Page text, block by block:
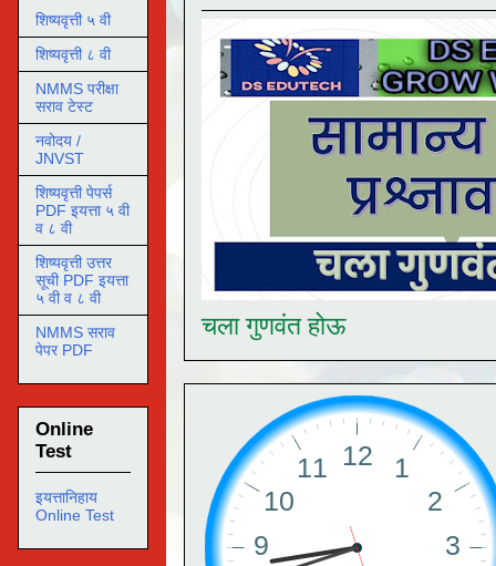
चला गुणवंत होऊ
शिष्यवृत्ती ५ वी
शिष्यवृत्ती ८ वी
NMMS परीक्षा
सराव टेस्ट
नवोदय /
JNVST
शिष्यवृत्ती पेपर्स
PDF इयत्ता ५ वी
व ८ वी
शिष्यवृत्ती उत्तर
सूची PDF इयत्ता
५ वी व ८ वी
NMMS सराव
पेपर PDF
Online
Test
इयत्तानिहाय
Online Test